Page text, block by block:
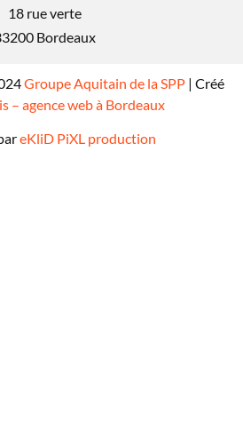
18 rue verte
Bordeaux
Groupe Aquitain de la SPP| Créé
– agence web à Bordeaux
eKliD PiXL production